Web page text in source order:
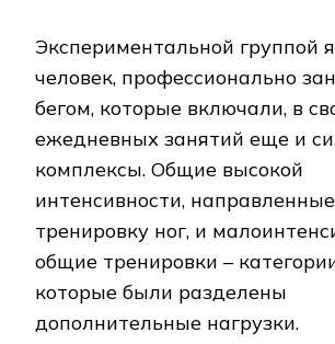
Экспериментальной группой
человек, профессионально
бегом, которые включали, в
ежедневных занятий еще и
комплексы. Общие высокой
интенсивности,
тренировку ног, и
общие тренировки –
которые были разделены
дополнительные нагрузки.